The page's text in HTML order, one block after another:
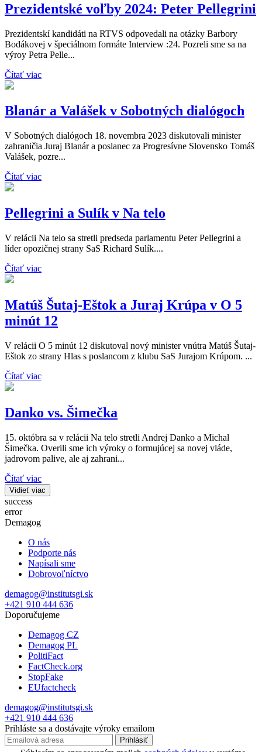
Prezidentské voľby 2024: Peter Pellegrini
Prezidentskí kandidáti na RTVS odpovedali na otázky Barbory
Bodákovej v špeciálnom formáte Interview :24. Pozreli sme sa na
výroy Petra Pelle...
Čítať viac
Blanár a Valášek v Sobotných dialógoch
V Sobotných dialógoch 18. novembra 2023 diskutovali minister
zahraničia Juraj Blanár a poslanec za Progresívne Slovensko Tomáš
Valášek, pozre...
Čítať viac
Pellegrini a Sulík v Na telo
V relácii Na telo sa stretli predseda parlamentu Peter Pellegrini a
líder opozičnej strany SaS Richard Sulík....
Čítať viac
Matúš Šutaj-Eštok a Juraj Krúpa v O 5
minút 12
V relácii O 5 minút 12 diskutoval nový minister vnútra Matúš Šutaj-
Eštok zo strany Hlas s poslancom z klubu SaS Jurajom Krúpom. ...
Čítať viac
Danko vs. Šimečka
15. októbra sa v relácii Na telo stretli Andrej Danko a Michal
Šimečka. Overili sme ich výroky o formujúcej sa novej vláde,
jadrovom palive, ale aj zahrani...
Čítať viac
Vidieť viac
success
error
Demagog
O nás
Podporte nás
Napísali sme
Dobrovoľníctvo
demagog@institutsgi.sk
+421 910 444 636
Doporučujeme
Demagog CZ
Demagog PL
PolitiFact
FactCheck.org
StopFake
EUfactcheck
demagog@institutsgi.sk
+421 910 444 636
Prihláste sa a dostávajte výroky emailom
Prihlásiť